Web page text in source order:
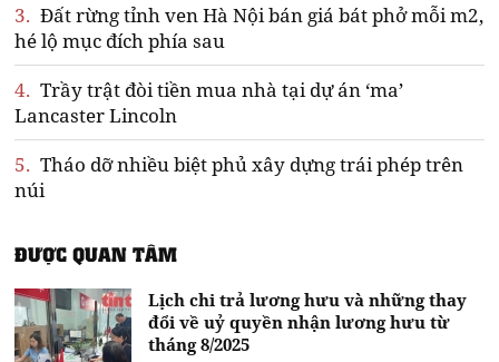
3. Đất rừng tỉnh ven Hà Nội bán giá bát phở mỗi m2,
hé lộ mục đích phía sau
4. Trầy trật đòi tiền mua nhà tại dự án ‘ma’
Lancaster Lincoln
5. Tháo dỡ nhiều biệt phủ xây dựng trái phép trên
núi
ĐƯỢC QUAN TÂM
Lịch chi trả lương hưu và những thay
đổi về uỷ quyền nhận lương hưu từ
tháng 8/2025